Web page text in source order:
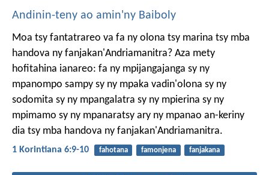
Andinin-teny ao amin'ny Baiboly
Moa tsy fantatrareo va fa ny olona tsy marina tsy mba
handova ny fanjakan'Andriamanitra? Aza mety
hofitahina ianareo: fa ny mpijangajanga sy ny
mpanompo sampy sy ny mpaka vadin'olona sy ny
sodomita sy ny mpangalatra sy ny mpierina sy ny
mpimamo sy ny mpanaratsy ary ny mpanao an-keriny
dia tsy mba handova ny fanjakan'Andriamanitra.
1 Korintiana 6:9-10 fahotana famonjena fanjakana